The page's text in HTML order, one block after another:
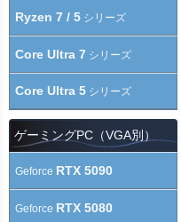
Ryzen 7 / 5 シリーズ
Core Ultra 7 シリーズ
Core Ultra 5 シリーズ
ゲーミングPC（VGA別）
Geforce RTX 5090
Geforce RTX 5080